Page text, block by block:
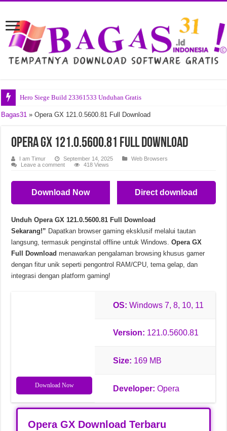
Hero Siege Build 23361533 Unduhan Gratis
Startallback v3.9.24.5378 Unduhan Gratis
Bandizip Professional v7.45 Unduhan Gratis
Office Tool Plus v11.5.7.0 Unduhan Gratis
Blumentals Webuilder v18.8.0.278 Unduhan Gratis
Pompeii The Legacy Build 24291604 Unduhan Gratis
Soda PDF Desktop Pro v15.0.12.24792 Unduhan Gratis
Bagas31 »Opera GX 121.0.5600.81 Full Download
Opera GX 121.0.5600.81 Full Download
I am Timur September 14, 2025
Web Browsers
Leave a comment
418 Views
Download Now Direct download
Unduh Opera GX 121.0.5600.81 Full Download
Sekarang!” Dapatkan browser gaming eksklusif melalui tautan
langsung, termasuk penginstal offline untuk Windows.Opera GX
Full Download menawarkan pengalaman browsing khusus gamer
dengan fitur unik seperti pengontrol RAM/CPU, tema gelap, dan
integrasi dengan platform gaming!
Download Now
OS: Windows 7, 8, 10, 11
Version: 121.0.5600.81
Size: 169 MB
Developer: Opera
Opera GX Download Terbaru